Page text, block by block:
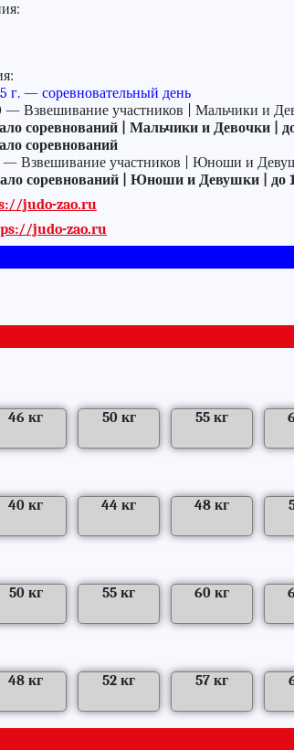
г. — соревновательный день
— Взвешивание участников | Мальчики и
соревнований | Мальчики и Девочки | до
соревнований
— Взвешивание участников | Юноши и
соревнований | Юноши и Девушки | до
judo-zao.ru
judo-zao.ru
46 кг
50 кг
55 кг
40 кг
44 кг
48 кг
50 кг
55 кг
60 кг
48 кг
52 кг
57 кг